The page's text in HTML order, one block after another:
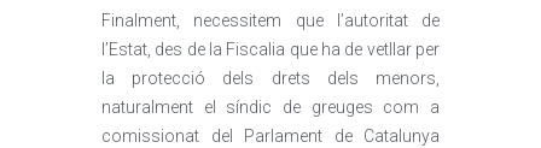
Finalment, necessitem que l’autoritat de
l’Estat, des de la Fiscalia que ha de vetllar per
la protecció dels drets dels menors,
naturalment el síndic de greuges com a
comissionat del Parlament de Catalunya